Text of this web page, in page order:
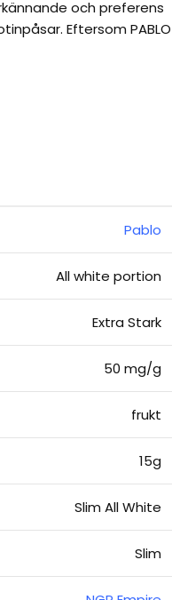
och preferens
Eftersom PABLO
Pablo
All white portion
Extra Stark
50 mg/g
frukt
15g
Slim All White
Slim